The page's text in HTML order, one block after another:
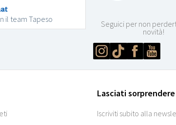
il team Tapeso
Seguici per non
novità!
Lasciati sorprendere
Iscriviti subito alla